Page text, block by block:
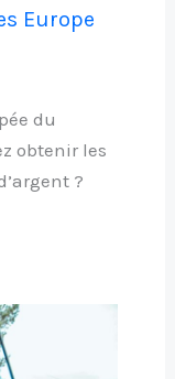
Europe
du
obtenir les
?